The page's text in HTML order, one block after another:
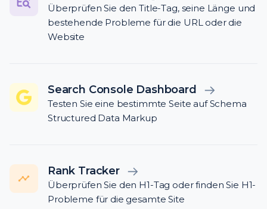
Überprüfen Sie den Title-Tag, seine Länge und
bestehende Probleme für die URL oder die
Website
Search Console Dashboard
Testen Sie eine bestimmte Seite auf Schema
Structured Data Markup
Rank Tracker
Überprüfen Sie den H1-Tag oder finden Sie H1-
Probleme für die gesamte Site